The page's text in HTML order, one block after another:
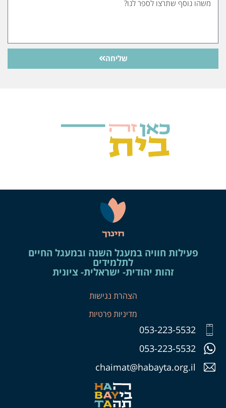
שליחה
053-223-5532
053-223-5532
chaimat@habayta.org.il
פעילות חוויה במעגל השנה ובמעגל החיים
לתלמידים
זהות יהודית- ישראלית- ציונית
הצהרת נגישות
מדיניות פרטיות